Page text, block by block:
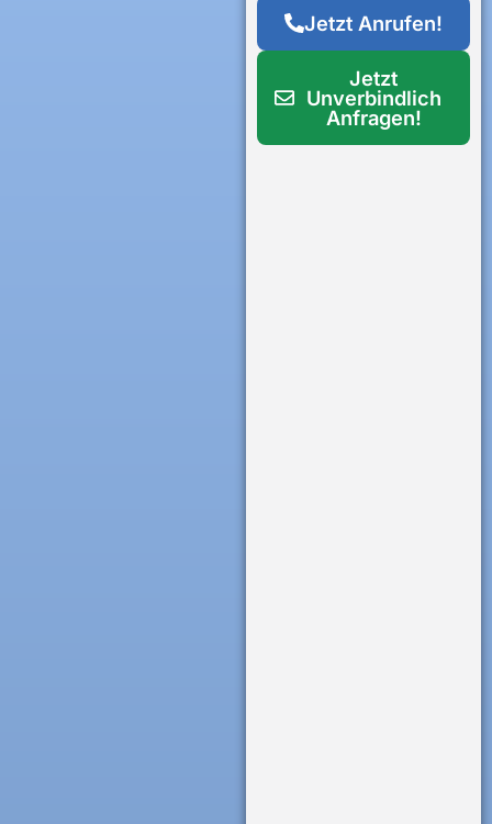
Jetzt Anrufen!
Jetzt
Unverbindlich
Anfragen!